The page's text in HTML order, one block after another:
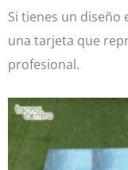
Si tienes un
una tarjeta que
profesional.